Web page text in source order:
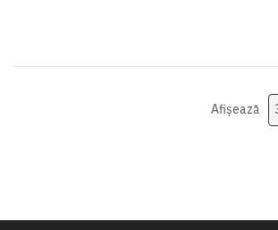
Afișează